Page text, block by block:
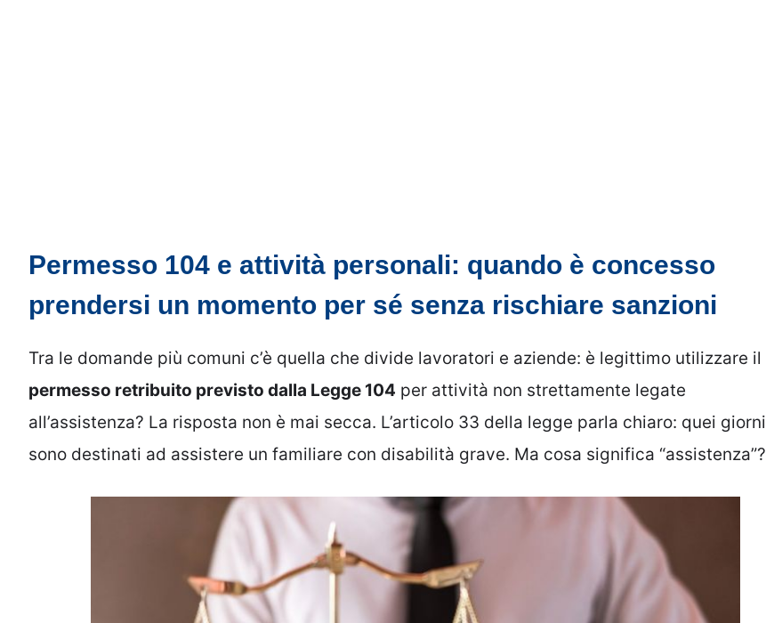
Permesso 104 e attività personali: quando è concesso
prendersi un momento per sé senza rischiare sanzioni
Tra le domande più comuni c’è quella che divide lavoratori e aziende: è legittimo utilizzare il
permesso retribuito previsto dalla Legge 104 per attività non strettamente legate
all’assistenza? La risposta non è mai secca. L’articolo 33 della legge parla chiaro: quei giorni
sono destinati ad assistere un familiare con disabilità grave. Ma cosa significa “assistenza”?